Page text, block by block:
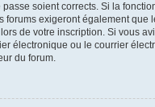
soient corrects. Si la
exigeront également
de votre inscription. Si vous
électronique ou le courrier
du forum.